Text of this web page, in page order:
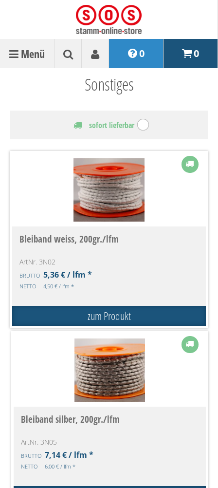
Menü 0 0
Sonstiges
sofort lieferbar
Bleiband weiss, 200gr./lfm
ArtNr. 3N02
BRUTTO 5,36 € / lfm *
NETTO 4,50 € / lfm *
zum Produkt
Bleiband silber, 200gr./lfm
ArtNr. 3N05
BRUTTO 7,14 € / lfm *
NETTO 6,00 € / lfm *